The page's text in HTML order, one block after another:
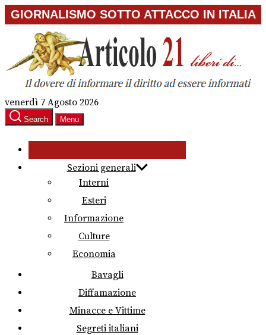
Skip
to
content
GIORNALISMO SOTTO ATTACCO IN ITALIA
venerdì 7 Agosto 2026
Search Menu
Sezioni generali
Interni
Esteri
Informazione
Culture
Economia
Bavagli
Diffamazione
Minacce e Vittime
Segreti italiani